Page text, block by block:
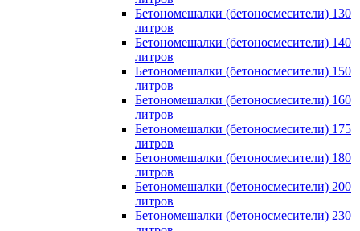
Бетономешалки (бетоносмесители) 130
литров
Бетономешалки (бетоносмесители) 140
литров
Бетономешалки (бетоносмесители) 150
литров
Бетономешалки (бетоносмесители) 160
литров
Бетономешалки (бетоносмесители) 175
литров
Бетономешалки (бетоносмесители) 180
литров
Бетономешалки (бетоносмесители) 200
литров
Бетономешалки (бетоносмесители) 230